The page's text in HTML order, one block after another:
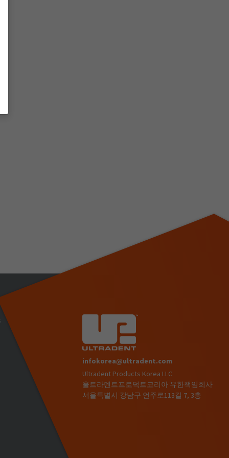
infokorea@ultradent.com
Ultradent Products Korea LLC
울트라덴트프로덕트코리아 유한책임회사
서울특별시 강남구 언주로113길 7, 3층